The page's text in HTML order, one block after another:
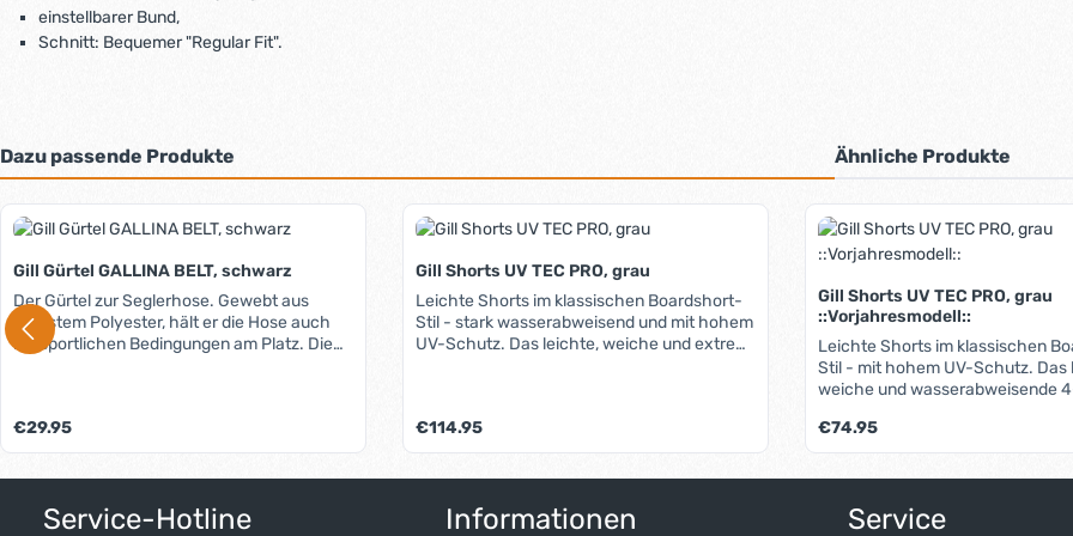
einstellbarer Bund,
Schnitt: Bequemer "Regular Fit".
Dazu passende Produkte Ähnliche Produkte
Produktgalerie überspringen
Gill Gürtel GALLINA BELT, schwarz
Der Gürtel zur Seglerhose. Gewebt aus
robustem Polyester, hält er die Hose auch
bei sportlichen Bedingungen am Platz. Die
Gürtelende verhindert das Ausfransen.
Regulärer Preis:
€29.95
Gill Shorts UV TEC PRO, grau
Leichte Shorts im klassischen Boardshort-
Stil - stark wasserabweisend und mit hohem
UV-Schutz. Das leichte, weiche und extrem
außergewöhnlich bequem und
tragefreundlich. Dennoch ist es sehr
oftmals stark beanspruchte Sitzbereich ist
Regulärer Preis:
€114.95
Gill Shorts UV TEC PRO, grau
::Vorjahresmodell::
Leichte Shorts im klassischen
Stil - mit hohem UV-Schutz. Das leichte,
weiche und wasserabweisende
gefertigt wird, macht sie
bequem und tragefreundlich.
sehr strapazierfähig, um auch
überstehen. Der oftmals stark
Regulärer Preis:
€74.95
Service-Hotline Informationen Service